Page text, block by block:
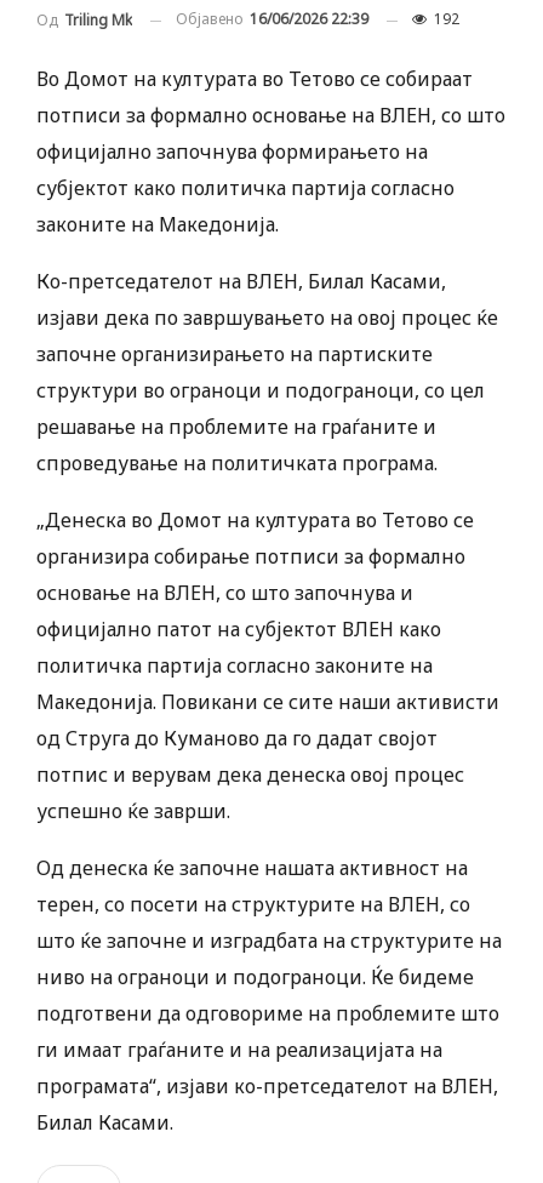
Од Triling Mk Објавено 16/06/2026 22:39 192
Во Домот на културата во Тетово се собираат
потписи за формално основање на ВЛЕН, со што
официјално започнува формирањето на
субјектот како политичка партија согласно
законите на Македонија.
Ко-претседателот на ВЛЕН, Билал Касами,
изјави дека по завршувањето на овој процес ќе
започне организирањето на партиските
структури во ограноци и подограноци, со цел
решавање на проблемите на граѓаните и
спроведување на политичката програма.
„Денеска во Домот на културата во Тетово се
организира собирање потписи за формално
основање на ВЛЕН, со што започнува и
официјално патот на субјектот ВЛЕН како
политичка партија согласно законите на
Македонија. Повикани се сите наши активисти
од Струга до Куманово да го дадат својот
потпис и верувам дека денеска овој процес
успешно ќе заврши.
Од денеска ќе започне нашата активност на
терен, со посети на структурите на ВЛЕН, со
што ќе започне и изградбата на структурите на
ниво на ограноци и подограноци. Ќе бидеме
подготвени да одговориме на проблемите што
ги имаат граѓаните и на реализацијата на
програмата“, изјави ко-претседателот на ВЛЕН,
Билал Касами.